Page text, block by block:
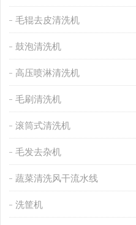
毛辊去皮清洗机
鼓泡清洗机
高压喷淋清洗机
毛刷清洗机
滚筒式清洗机
毛发去杂机
蔬菜清洗风干流水线
洗筐机